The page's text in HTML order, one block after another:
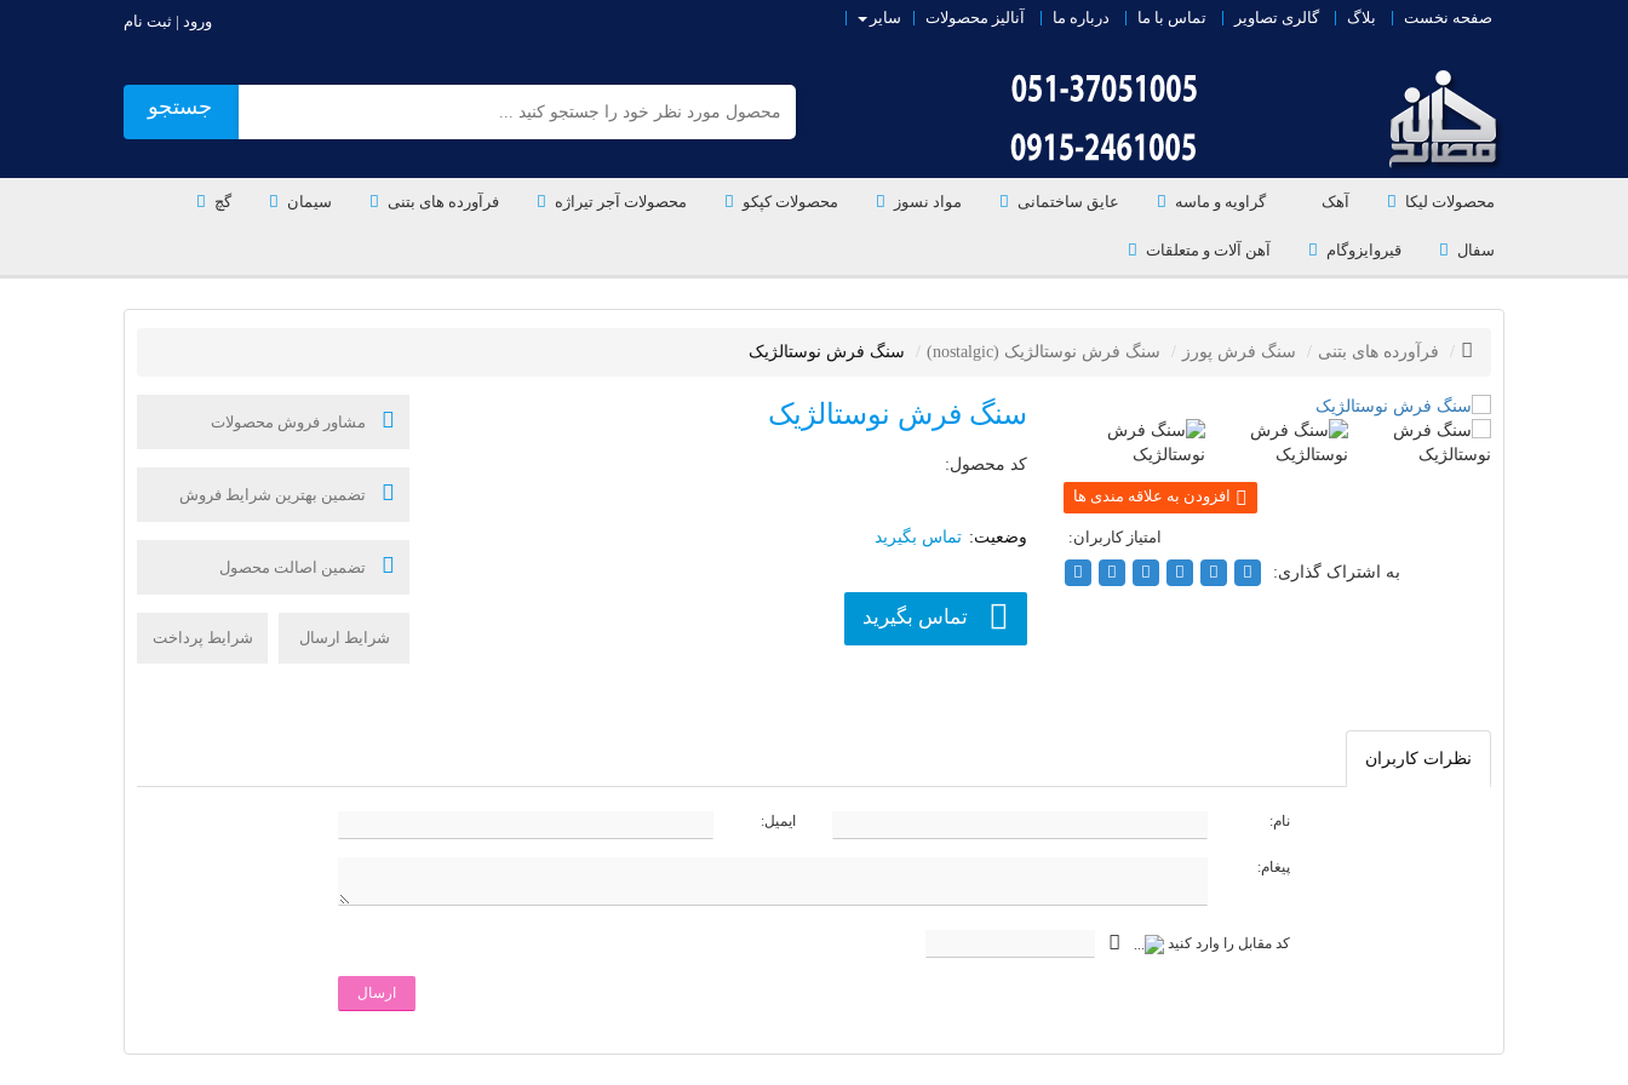
صفحه نخست بلاگ گالری تصاویر تماس با ما درباره ما آنالیز محصولات سایر ورود | ثبت نام
جستجو
محصولات لیکا آهک گراویه و ماسه عایق ساختمانی مواد نسوز محصولات کپکو محصولات آجر تیراژه فرآورده های بتنی سیمان گچ
سفال قیروایزوگام آهن آلات و متعلقات
فرآورده های بتنی سنگ فرش پورز سنگ فرش نوستالژیک (nostalgic) سنگ فرش نوستالژیک
به اشتراک گذاری:
سنگ فرش نوستالژیک
کد محصول:
تماس بگیرید
تماس بگیرید
مشاور فروش محصولات
تضمین بهترین شرایط فروش
تضمین اصالت محصول
شرایط ارسال شرایط پرداخت
نظرات کاربران
نام: ایمیل:
پیغام:
کد مقابل را وارد کنید
ارسال